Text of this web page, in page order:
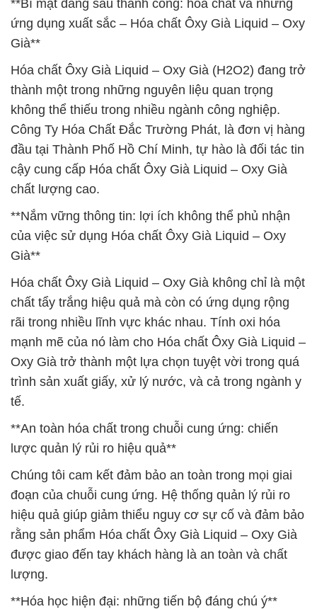
**Bí mật đằng sau thành công: hóa chất và những
ứng dụng xuất sắc – Hóa chất Ôxy Già Liquid – Oxy
Già**
Hóa chất Ôxy Già Liquid – Oxy Già (H2O2) đang trở
thành một trong những nguyên liệu quan trọng
không thể thiếu trong nhiều ngành công nghiệp.
Công Ty Hóa Chất Đắc Trường Phát, là đơn vị hàng
đầu tại Thành Phố Hồ Chí Minh, tự hào là đối tác tin
cậy cung cấp Hóa chất Ôxy Già Liquid – Oxy Già
chất lượng cao.
**Nắm vững thông tin: lợi ích không thể phủ nhận
của việc sử dụng Hóa chất Ôxy Già Liquid – Oxy
Già**
Hóa chất Ôxy Già Liquid – Oxy Già không chỉ là một
chất tẩy trắng hiệu quả mà còn có ứng dụng rộng
rãi trong nhiều lĩnh vực khác nhau. Tính oxi hóa
mạnh mẽ của nó làm cho Hóa chất Ôxy Già Liquid –
Oxy Già trở thành một lựa chọn tuyệt vời trong quá
trình sản xuất giấy, xử lý nước, và cả trong ngành y
tế.
**An toàn hóa chất trong chuỗi cung ứng: chiến
lược quản lý rủi ro hiệu quả**
Chúng tôi cam kết đảm bảo an toàn trong mọi giai
đoạn của chuỗi cung ứng. Hệ thống quản lý rủi ro
hiệu quả giúp giảm thiểu nguy cơ sự cố và đảm bảo
rằng sản phẩm Hóa chất Ôxy Già Liquid – Oxy Già
được giao đến tay khách hàng là an toàn và chất
lượng.
**Hóa học hiện đại: những tiến bộ đáng chú ý**